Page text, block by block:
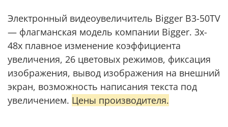
Электронный видеоувеличитель Bigger B3-50TV
— флагманская модель компании Bigger. 3x-
48x плавное изменение коэффициента
увеличения, 26 цветовых режимов, фиксация
изображения, вывод изображения на внешний
экран, возможность написания текста под
увеличением. Цены производителя.